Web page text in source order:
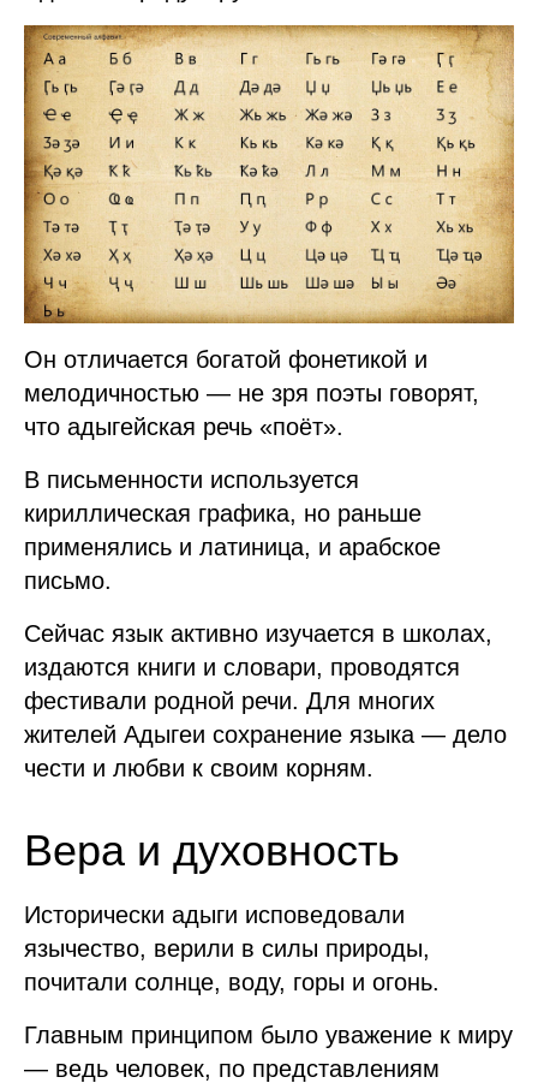
Он отличается богатой фонетикой и
мелодичностью — не зря поэты говорят,
что адыгейская речь «поёт».
В письменности используется
кириллическая графика, но раньше
применялись и латиница, и арабское
письмо.
Сейчас язык активно изучается в школах,
издаются книги и словари, проводятся
фестивали родной речи. Для многих
жителей Адыгеи сохранение языка — дело
чести и любви к своим корням.
Вера и духовность
Исторически адыги исповедовали
язычество, верили в силы природы,
почитали солнце, воду, горы и огонь.
Главным принципом было уважение к миру
— ведь человек, по представлениям